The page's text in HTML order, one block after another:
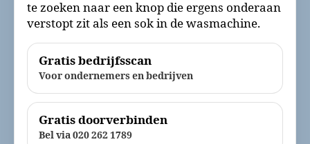
te zoeken naar een knop die ergens onderaan
verstopt zit als een sok in de wasmachine.
Gratis bedrijfsscan
Voor ondernemers en bedrijven
Gratis doorverbinden
Bel via 020 262 1789